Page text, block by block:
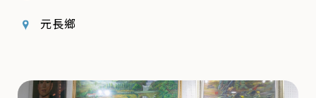
元長鄉